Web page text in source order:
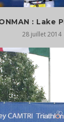
: Lake
28 juillet 2014